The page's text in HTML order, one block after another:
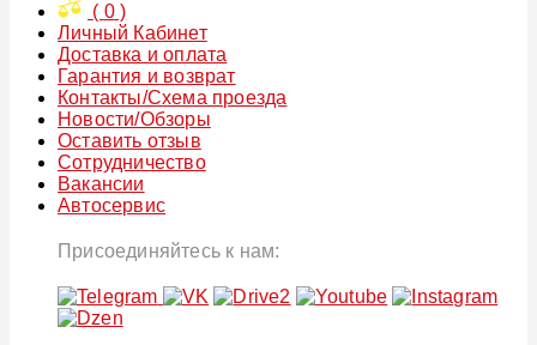
( 0)
Личный Кабинет
Доставка и оплата
Гарантия и возврат
Контакты/Схема проезда
Новости/Обзоры
Оставить отзыв
Сотрудничество
Вакансии
Автосервис
Присоединяйтесь к нам: